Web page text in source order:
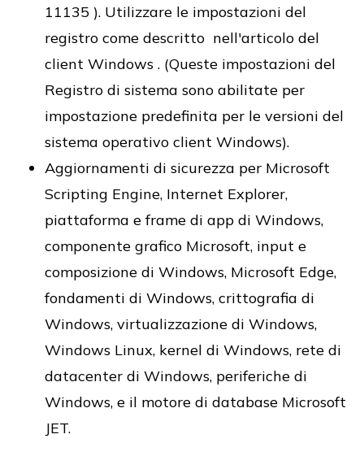
11135 ). Utilizzare le impostazioni del
registro come descritto nell'articolo del
client Windows . (Queste impostazioni del
Registro di sistema sono abilitate per
impostazione predefinita per le versioni del
sistema operativo client Windows).
Aggiornamenti di sicurezza per Microsoft
Scripting Engine, Internet Explorer,
piattaforma e frame di app di Windows,
componente grafico Microsoft, input e
composizione di Windows, Microsoft Edge,
fondamenti di Windows, crittografia di
Windows, virtualizzazione di Windows,
Windows Linux, kernel di Windows, rete di
datacenter di Windows, periferiche di
Windows, e il motore di database Microsoft
JET.